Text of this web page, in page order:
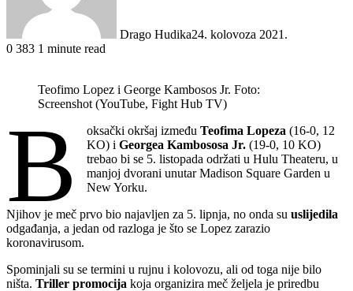
Drago Hudika24. kolovoza 2021.
0 383 1 minute read
Teofimo Lopez i George Kambosos Jr. Foto:
Screenshot (YouTube, Fight Hub TV)
B oksački okršaj izmeđuTeofima Lopeza(16-0, 12
KO) iGeorgea Kambososa Jr.(19-0, 10 KO)
trebao bi se 5. listopada održati u Hulu Theateru, u
manjoj dvorani unutar Madison Square Garden u
New Yorku.
Njihov je meč prvo bio najavljen za 5. lipnja, no onda su uslijedila
odgađanja, a jedan od razloga je što se Lopez zarazio
koronavirusom.
Spominjali su se termini u rujnu i kolovozu, ali od toga nije bilo
ništa. Triller promocija koja organizira meč željela je priredbu